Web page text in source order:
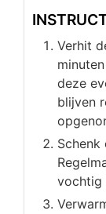
Verhit
deze
blijven
vochtig